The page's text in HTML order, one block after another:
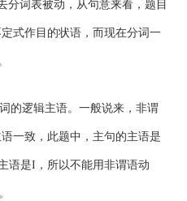
分词表被动，从句意来看，题目
式作目的状语，而现在分词一
逻辑主语。一般说来，非谓
一致，此题中，主句的主语是
语是I，所以不能用非谓语动